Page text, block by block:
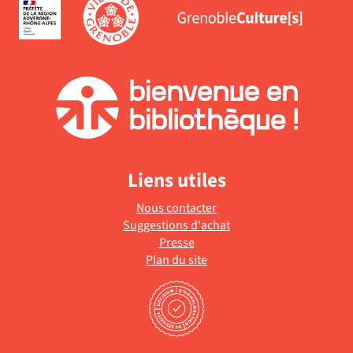
Liens utiles
Nous contacter
Suggestions d'achat
Presse
Plan du site